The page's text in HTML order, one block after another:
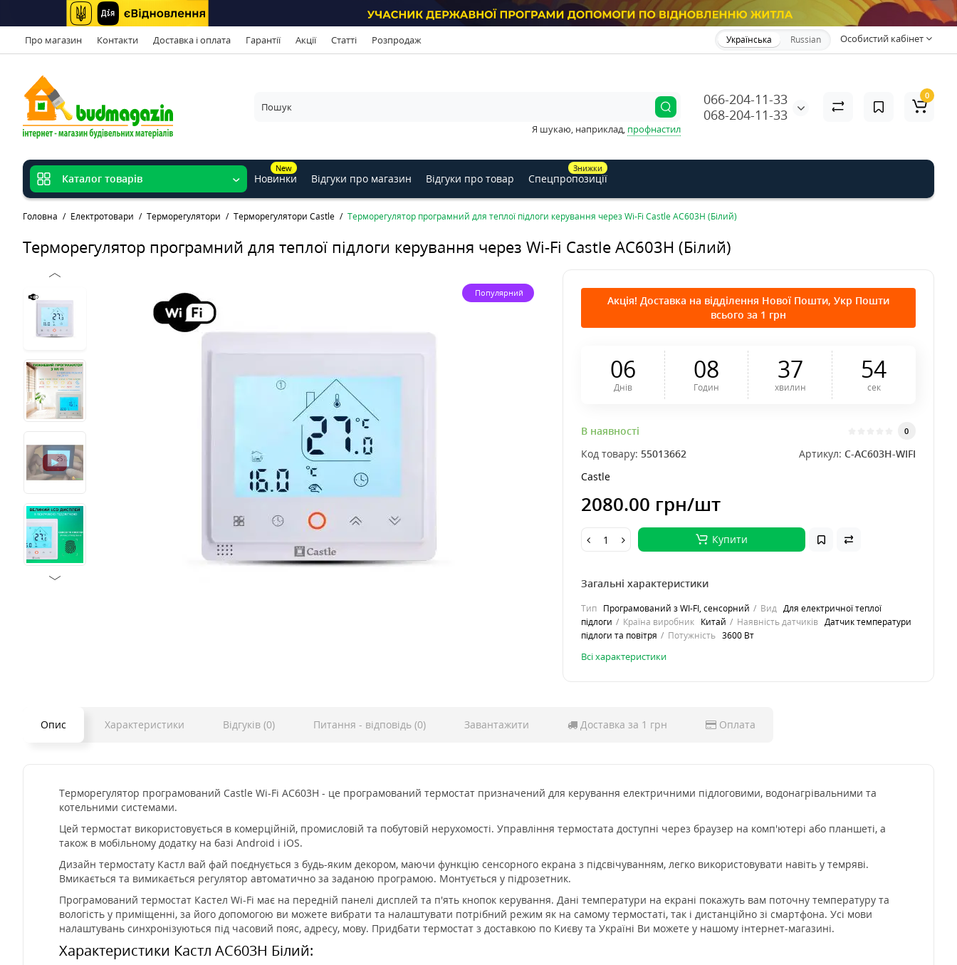
Про магазин Контакти Доставка і оплата Гарантії Акції Статті Розпродаж Особистий кабінет
Українська Russian
066-204-11-33
068-204-11-33
Я шукаю, наприклад, профнастил
0
Головна Електротовари Терморегулятори Терморегулятори Castle Терморегулятор програмний для теплої підлоги керування через Wi-Fi Castle AC603H (Білий)
Терморегулятор програмний для теплої підлоги керування через Wi-Fi Castle AC603H (Білий)
Популярний
Акція! Доставка на відділення Нової Пошти, Укр Пошти
всього за 1 грн
06
Днів
08
Годин
37
хвилин
53
сек
В наявності 0
Код товару: 55013662 Артикул: C-AC603H-WIFI
Castle
2080.00 грн/шт
Купити
Загальні характеристики
Тип Програмований з WI-FI, сенсорний Вид Для електричної теплої
підлоги
Країна виробник Китай Наявність датчиків Датчик температури
підлоги та повітря
Потужність 3600 Вт
Всі характеристики
Опис Характеристики Відгуків (0) Питання - відповідь (0) Завантажити Доставка за 1 грн Оплата
Терморегулятор програмований Castle Wi-Fi AC603H - це програмований термостат призначений для керування електричними підлоговими, водонагрівальними та
котельними системами.
Цей термостат використовується в комерційній, промисловій та побутовій нерухомості. Управління термостата доступні через браузер на комп'ютері або планшеті, а
також в мобільному додатку на базі Android і iOS.
Дизайн термостату Кастл вай фай поєднується з будь-яким декором, маючи функцію сенсорного екрана з підсвічуванням, легко використовувати навіть у темряві.
Вмикається та вимикається регулятор автоматично за заданою програмою. Монтується у підрозетник.
Програмований термостат Кастел Wi-Fi має на передній панелі дисплей та п'ять кнопок керування. Дані температури на екрані покажуть вам поточну температуру та
вологість у приміщенні, за його допомогою ви можете вибрати та налаштувати потрібний режим як на самому термостаті, так і дистанційно зі смартфона. Усі мови
налаштувань синхронізуються під часовий пояс, адресу, мову. Придбати термостат з доставкою по Києву та Україні Ви можете у нашому інтернет-магазині.
Характеристики Кастл AC603H Білий:
Каталог товарів
New
Новинки Відгуки про магазин Відгуки про товар
Знижки
Спецпропозиції